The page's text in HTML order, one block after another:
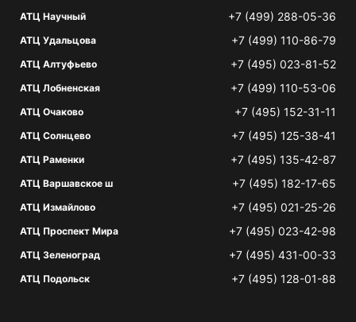
АТЦ Научный +7 (499) 288-05-36
АТЦ Удальцова +7 (499) 110-86-79
АТЦ Алтуфьево +7 (495) 023-81-52
АТЦ Лобненская +7 (499) 110-53-06
АТЦ Очаково +7 (495) 152-31-11
АТЦ Солнцево +7 (495) 125-38-41
АТЦ Раменки +7 (495) 135-42-87
АТЦ Варшавское ш +7 (495) 182-17-65
АТЦ Измайлово +7 (495) 021-25-26
АТЦ Проспект Мира +7 (495) 023-42-98
АТЦ Зеленоград +7 (495) 431-00-33
АТЦ Подольск +7 (495) 128-01-88